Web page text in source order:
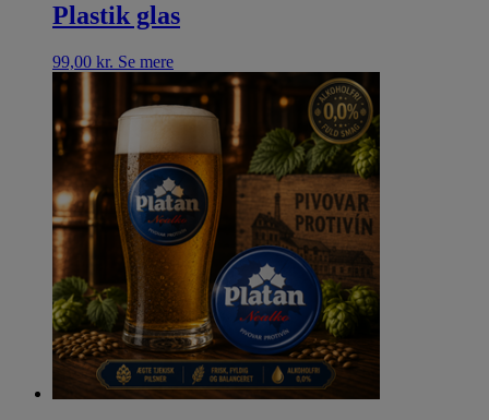
Plastik glas
99,00 kr. Se mere